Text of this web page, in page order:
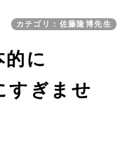
カテゴリ：佐藤隆博先生
的に
すぎませ